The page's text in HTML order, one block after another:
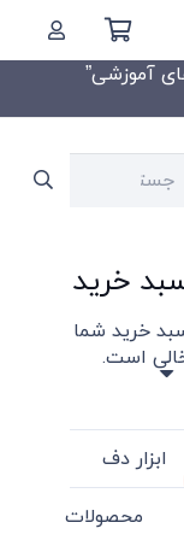
آموزشی”
جستجو
خرید
خرید شما
است.
ابزار دف
محصولات